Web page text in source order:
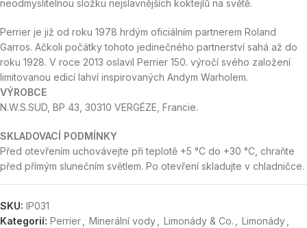
neodmyslitelnou složku nejslavnějších koktejlů na světě.
Perrier je již od roku 1978 hrdým oficiálním partnerem Roland
Garros. Ačkoli počátky tohoto jedinečného partnerství sahá až do
roku 1928. V roce 2013 oslavil Perrier 150. výročí svého založení
limitovanou edicí lahví inspirovaných Andym Warholem.
VÝROBCE
N.W.S.SUD, BP 43, 30310 VERGÉZE, Francie.
SKLADOVACÍ PODMÍNKY
Před otevřením uchovávejte při teplotě +5 °C do +30 °C, chraňte
před přímým slunečním světlem. Po otevření skladujte v chladničce.
SKU: IP031
Kategorií: Perrier Minerální vody Limonády & Co. Limonády